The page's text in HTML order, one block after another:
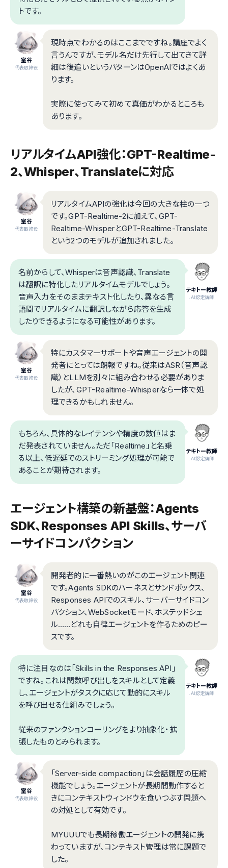
トです。
室谷
代表取締役
現時点でわかるのはここまでですね。講座でよく
言うんですが、モデル名だけ先行して出てきて詳
細は後追いというパターンはOpenAIではよくあ
ります。
実際に使ってみて初めて真価がわかるところも
あります。
リアルタイムAPI強化：GPT-Realtime-
2、Whisper、Translateに対応
室谷
代表取締役
リアルタイムAPIの強化は今回の大きな柱の一つ
です。GPT-Realtime-2に加えて、GPT-
Realtime-WhisperとGPT-Realtime-Translate
という2つのモデルが追加されました。
テキトー教師
.AI認定講師
名前からして、Whisperは音声認識、Translate
は翻訳に特化したリアルタイムモデルでしょう。
音声入力をそのままテキスト化したり、異なる言
語間でリアルタイムに翻訳しながら応答を生成
したりできるようになる可能性があります。
室谷
代表取締役
特にカスタマーサポートや音声エージェントの開
発者にとっては朗報ですね。従来はASR（音声認
識）とLLMを別々に組み合わせる必要がありま
したが、GPT-Realtime-Whisperなら一体で処
理できるかもしれません。
テキトー教師
.AI認定講師
もちろん、具体的なレイテンシや精度の数値はま
だ発表されていません。ただ「Realtime」と名乗
る以上、低遅延でのストリーミング処理が可能で
あることが期待されます。
エージェント構築の新基盤：Agents
SDK、Responses API Skills、サーバ
ーサイドコンパクション
室谷
代表取締役
開発者的に一番熱いのがこのエージェント関連
です。Agents SDKのハーネスとサンドボックス、
Responses APIでのスキル、サーバーサイドコン
パクション、WebSocketモード、ホステッドシェ
ル……どれも自律エージェントを作るためのピー
スです。
テキトー教師
.AI認定講師
特に注目なのは「Skills in the Responses API」
ですね。これは関数呼び出しをスキルとして定義
し、エージェントがタスクに応じて動的にスキル
を呼び出せる仕組みでしょう。
従来のファンクションコーリングをより抽象化・拡
張したものとみられます。
室谷
代表取締役
「Server-side compaction」は会話履歴の圧縮
機能でしょう。エージェントが長期間動作すると
きにコンテキストウィンドウを食いつぶす問題へ
の対処として有効です。
MYUUUでも長期稼働エージェントの開発に携
わっていますが、コンテキスト管理は常に課題で
した。